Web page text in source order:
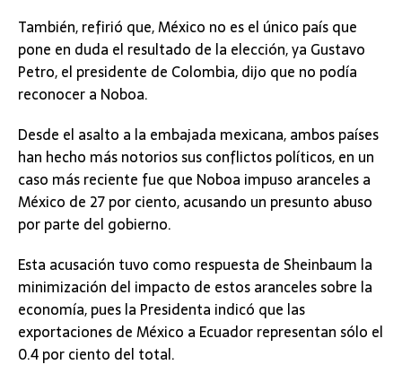
También, refirió que, México no es el único país que
pone en duda el resultado de la elección, ya Gustavo
Petro, el presidente de Colombia, dijo que no podía
reconocer a Noboa.
Desde el asalto a la embajada mexicana, ambos países
han hecho más notorios sus conflictos políticos, en un
caso más reciente fue que Noboa impuso aranceles a
México de 27 por ciento, acusando un presunto abuso
por parte del gobierno.
Esta acusación tuvo como respuesta de Sheinbaum la
minimización del impacto de estos aranceles sobre la
economía, pues la Presidenta indicó que las
exportaciones de México a Ecuador representan sólo el
0.4 por ciento del total.